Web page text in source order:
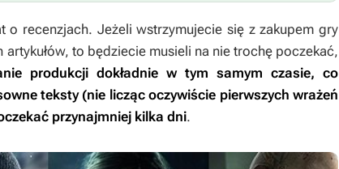
o recenzjach. Jeżeli wstrzymujecie się z zakupem gry
to będziecie musieli na nie trochę poczekać,
produkcji dokładnie w tym samym czasie, co
teksty (nie licząc oczywiście pierwszych wrażeń
przynajmniej kilka dni.